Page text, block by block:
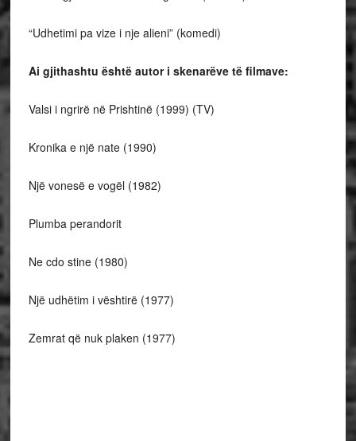
“Udhetimi pa vize i nje alieni” (komedi)
Ai gjithashtu është autor i skenarëve të filmave:
Valsi i ngrirë në Prishtinë (1999) (TV)
Kronika e një nate (1990)
Një vonesë e vogël (1982)
Plumba perandorit
Ne cdo stine (1980)
Një udhëtim i vështirë (1977)
Zemrat që nuk plaken (1977)